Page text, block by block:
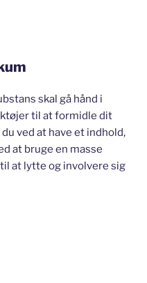
skal gå hånd i
til at formidle dit
ved at have et indhold,
at bruge en masse
at lytte og involvere sig